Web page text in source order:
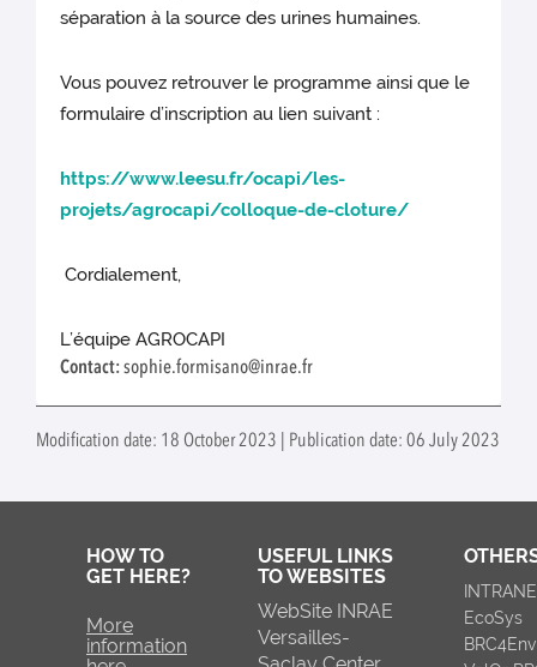
séparation à la source des urines humaines.
Vous pouvez retrouver le programme ainsi que le
formulaire d’inscription au lien suivant :
https://www.leesu.fr/ocapi/les-
projets/agrocapi/colloque-de-cloture/
Cordialement,
L’équipe AGROCAPI
Contact:sophie.formisano@inrae.fr
Modification date: 18 October 2023 | Publication date: 06 July 2023
HOW TO
GET HERE?
More
information
USEFUL LINKS
TO WEBSITES
WebSite INRAE
Versailles-
EcoSys
BRC4Env